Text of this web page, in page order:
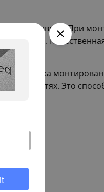
водопровода. При
и чистка
частях. Это